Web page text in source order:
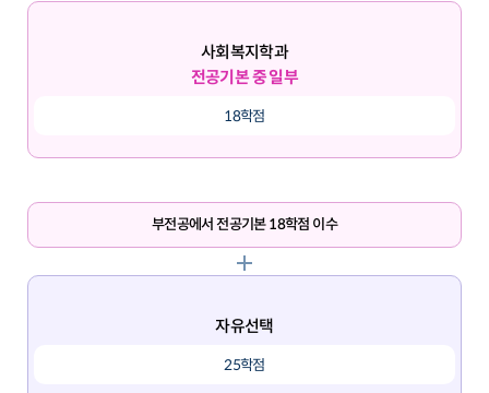
사회복지학과
전공기본 중 일부
18학점
부전공에서 전공기본 18학점 이수
자유선택
25학점